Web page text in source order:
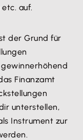
auf.
der Grund für
Finanzamt
unterstellen,
Instrument zur